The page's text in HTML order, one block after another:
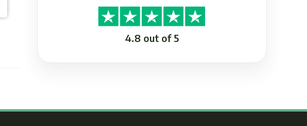
4.8 out of 5